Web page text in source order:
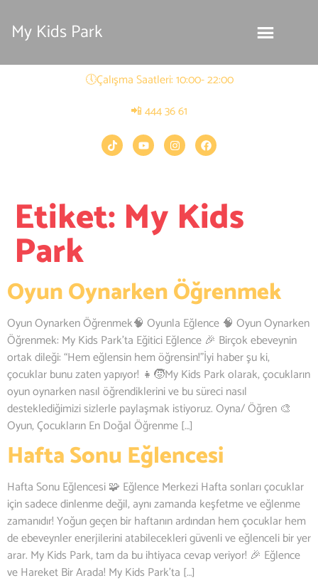
My Kids Park
🕔Çalışma Saatleri: 10:00- 22:00
📲 444 36 61
Etiket: My Kids
Park
Oyun Oynarken Öğrenmek
Oyun Oynarken Öğrenmek🧠 Oyunla Eğlence 🧠 Oyun Oynarken
Öğrenmek: My Kids Park’ta Eğitici Eğlence 🎉 Birçok ebeveynin
ortak dileği: “Hem eğlensin hem öğrensin!”İyi haber şu ki,
çocuklar bunu zaten yapıyor! 👧🧒My Kids Park olarak, çocukların
oyun oynarken nasıl öğrendiklerini ve bu süreci nasıl
desteklediğimizi sizlerle paylaşmak istiyoruz. Oyna/ Öğren 🎨
Oyun, Çocukların En Doğal Öğrenme […]
Hafta Sonu Eğlencesi
Hafta Sonu Eğlencesi 🧩 Eğlence Merkezi Hafta sonları çocuklar
için sadece dinlenme değil, aynı zamanda keşfetme ve eğlenme
zamanıdır! Yoğun geçen bir haftanın ardından hem çocuklar hem
de ebeveynler enerjilerini atabilecekleri güvenli ve eğlenceli bir yer
arar. My Kids Park, tam da bu ihtiyaca cevap veriyor! 🎉 Eğlence
ve Hareket Bir Arada! My Kids Park’ta […]